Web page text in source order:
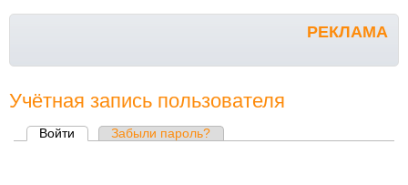
РЕКЛАМА
Учётная запись пользователя
Главные вкладки
Войти (активная вкладка)
Забыли пароль?